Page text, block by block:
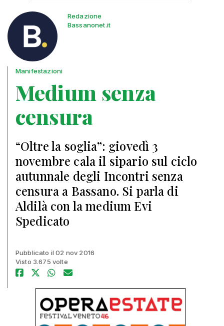
Redazione
Bassanonet.it
Manifestazioni
Medium senza
censura
“Oltre la soglia”: giovedì 3
novembre cala il sipario sul ciclo
autunnale degli Incontri senza
censura a Bassano. Si parla di
Aldilà con la medium Evi
Spedicato
Pubblicato il 02 nov 2016
Visto 3.675 volte